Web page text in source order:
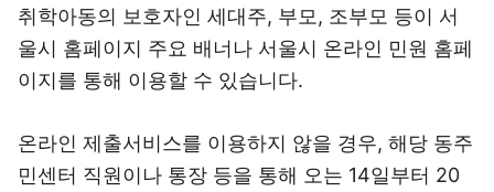
취학아동의 보호자인 세대주, 부모, 조부모 등이 서
울시 홈페이지 주요 배너나 서울시 온라인 민원 홈페
이지를 통해 이용할 수 있습니다.
온라인 제출서비스를 이용하지 않을 경우, 해당 동주
민센터 직원이나 통장 등을 통해 오는 14일부터 20